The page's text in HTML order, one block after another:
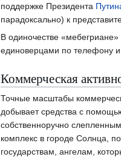
поддержке Президента
парадоксально) к
В одиночестве
единоверцами по телефону
Коммерческая
Точные масштабы
добывает средства с
собственноручно
комплекс в городе Солнца,
государствам, ангелам,